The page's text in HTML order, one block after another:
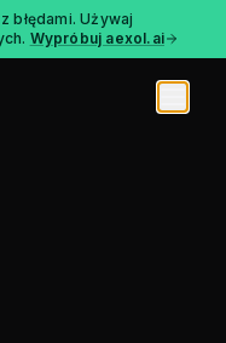
błędami. Używaj
Wypróbuj aexol.ai